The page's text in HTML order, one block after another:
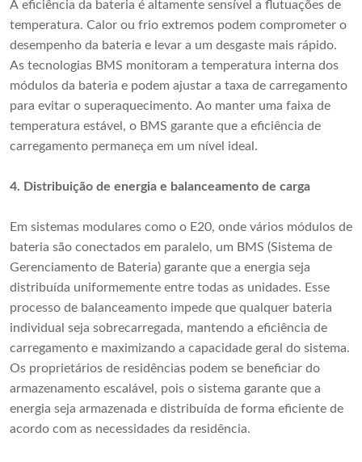
A eficiência da bateria é altamente sensível a flutuações de
temperatura. Calor ou frio extremos podem comprometer o
desempenho da bateria e levar a um desgaste mais rápido.
As tecnologias BMS monitoram a temperatura interna dos
módulos da bateria e podem ajustar a taxa de carregamento
para evitar o superaquecimento. Ao manter uma faixa de
temperatura estável, o BMS garante que a eficiência de
carregamento permaneça em um nível ideal.
4. Distribuição de energia e balanceamento de carga
Em sistemas modulares como o E20, onde vários módulos de
bateria são conectados em paralelo, um BMS (Sistema de
Gerenciamento de Bateria) garante que a energia seja
distribuída uniformemente entre todas as unidades. Esse
processo de balanceamento impede que qualquer bateria
individual seja sobrecarregada, mantendo a eficiência de
carregamento e maximizando a capacidade geral do sistema.
Os proprietários de residências podem se beneficiar do
armazenamento escalável, pois o sistema garante que a
energia seja armazenada e distribuída de forma eficiente de
acordo com as necessidades da residência.